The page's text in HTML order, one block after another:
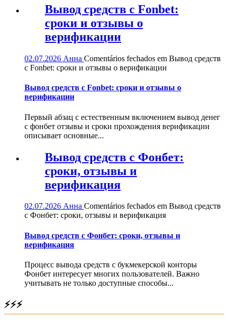
Вывод средств с Fonbet:
сроки и отзывы о
верификации
02.07.2026 Анна Comentários fechados em Вывод средств
с Fonbet: сроки и отзывы о верификации
Вывод средств с Fonbet: сроки и отзывы о
верификации
Первый абзац с естественным включением вывод денег
с фонбет отзывы и сроки прохождения верификации
описывает основные...
Вывод средств с Фонбет:
сроки, отзывы и
верификация
02.07.2026 Анна Comentários fechados em Вывод средств
с Фонбет: сроки, отзывы и верификация
Вывод средств с Фонбет: сроки, отзывы и
верификация
Процесс вывода средств с букмекерской конторы
Фонбет интересует многих пользователей. Важно
учитывать не только доступные способы...
⚡⚡⚡